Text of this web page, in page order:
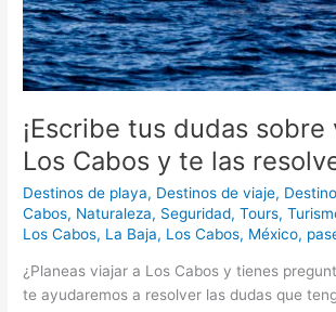
¡Escribe tus dudas sobre
Los Cabos y te las
Destinos de playa, Destinos de viaje,
Cabos, Naturaleza, Seguridad,Tours,
Los Cabos, La Baja, Los Cabos, México,
¿Planeas viajar a Los Cabos y tienes
te ayudaremos a resolver las dudas que